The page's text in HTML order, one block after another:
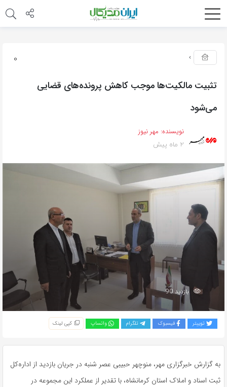
0
تثبیت مالکیت‌ها موجب کاهش پرونده‌های قضایی
می‌شود
نویسنده: مهر نیوز
2 ماه پیش
بازدید 90
توییتر فیسبوک تلگرام واتساپ کپی لینک
به گزارش خبرگزاری مهر، منوچهر حبیبی عصر شنبه در جریان بازدید از اداره‌کل
ثبت اسناد و املاک استان کرمانشاه، با تقدیر از عملکرد این مجموعه در